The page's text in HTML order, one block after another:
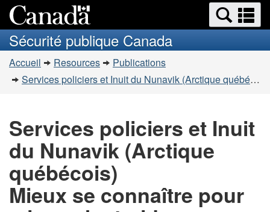
au
contenu
principal
à
la
version
HTML
simplifiée
Recherche
et
menus
et
Sécurité publique Canada
Vous
êtes
Accueil Resources
Publications
Services policiers et Inuit du Nunavik (Arctique québécois) Mieux se connaître pour mieux s'entraider
Services policiers et Inuit
du Nunavik (Arctique
québécois)
Mieux se connaître pour